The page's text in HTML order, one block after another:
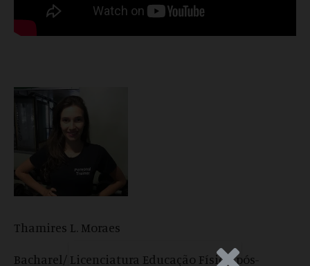
.Anúncio
Thamires L. Moraes
Bacharel/ Licenciatura Educação Física, pós-